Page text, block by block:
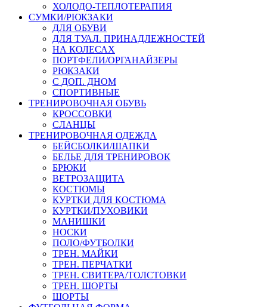
ХОЛОДО-ТЕПЛОТЕРАПИЯ
СУМКИ/РЮКЗАКИ
ДЛЯ ОБУВИ
ДЛЯ ТУАЛ. ПРИНАДЛЕЖНОСТЕЙ
НА КОЛЕСАХ
ПОРТФЕЛИ/ОРГАНАЙЗЕРЫ
РЮКЗАКИ
С ДОП. ДНОМ
СПОРТИВНЫЕ
ТРЕНИРОВОЧНАЯ ОБУВЬ
КРОССОВКИ
СЛАНЦЫ
ТРЕНИРОВОЧНАЯ ОДЕЖДА
БЕЙСБОЛКИ/ШАПКИ
БЕЛЬЕ ДЛЯ ТРЕНИРОВОК
БРЮКИ
ВЕТРОЗАЩИТА
КОСТЮМЫ
КУРТКИ ДЛЯ КОСТЮМА
КУРТКИ/ПУХОВИКИ
МАНИШКИ
НОСКИ
ПОЛО/ФУТБОЛКИ
ТРЕН. МАЙКИ
ТРЕН. ПЕРЧАТКИ
ТРЕН. СВИТЕРА/ТОЛСТОВКИ
ТРЕН. ШОРТЫ
ШОРТЫ